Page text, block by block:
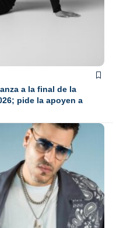
a la final de la
pide la apoyen a